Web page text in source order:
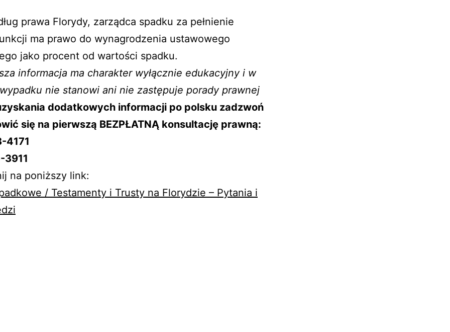
prawa Florydy, zarządca spadku za pełnienie
ma prawo do wynagrodzenia ustawowego
jako procent od wartości spadku.
informacja ma charakter wyłącznie edukacyjny i w
nie stanowi ani nie zastępuje porady prawnej
dodatkowych informacji po polsku zadzwoń
się na pierwszą BEZPŁATNĄ konsultację prawną:
4171
3911
na poniższy link:
/ Testamenty i Trusty na Florydzie – Pytania i